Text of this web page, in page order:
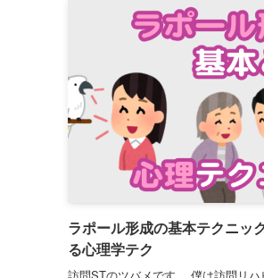
ラポール形成の基本テクニッ
る心理学テク